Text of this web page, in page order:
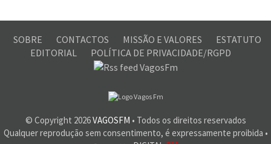
SOBRE CONTACTOS MISSÃO E VALORES
ESTATUTO
EDITORIAL
POLÍTICA DE PRIVACIDADE/RGPD
© Copyright 2026VAGOSFM • Todos os direitos reservados
Qualquer reprodução sem consentimento, é expressamente proibida •